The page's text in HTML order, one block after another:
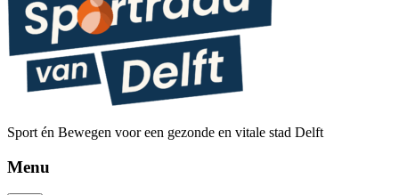
Sport én Bewegen voor een gezonde en vitale stad Delft
Menu